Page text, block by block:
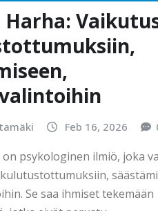
Harha:
Feb 16, 2026
on psykologinen ilmiö, joka
Se saa ihmiset tekemään